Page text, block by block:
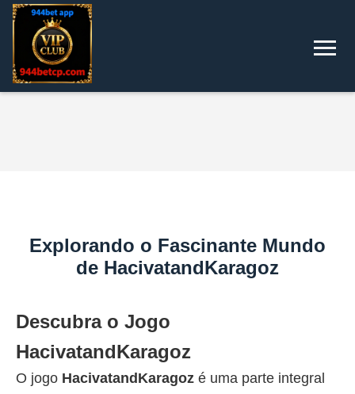
Explorando o Fascinante Mundo
de HacivatandKaragoz
Descubra o Jogo
HacivatandKaragoz
O jogo HacivatandKaragoz é uma parte integral